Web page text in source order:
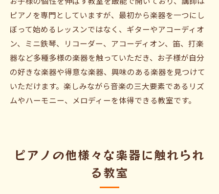
ピアノを専門としていますが、最初から楽器を一つにし
ぼって始めるレッスンではなく、ギターやアコーディオ
ン、ミニ鉄琴、リコーダー、アコーディオン、笛、打楽
器など多種多様の楽器を触っていただき、お子様が自分
の好きな楽器や得意な楽器、興味のある楽器を見つけて
いただけます。楽しみながら音楽の三大要素であるリズ
ムやハーモニー、メロディーを体得できる教室です。
ピアノの他様々な楽器に触れられ
る教室